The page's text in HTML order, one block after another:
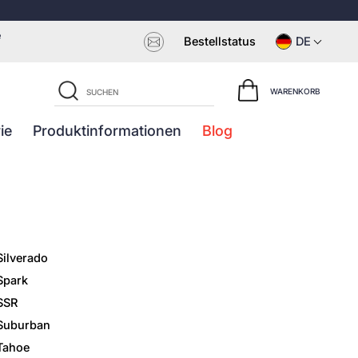
Bestellstatus DE
WARENKORB
Produktinformationen Blog